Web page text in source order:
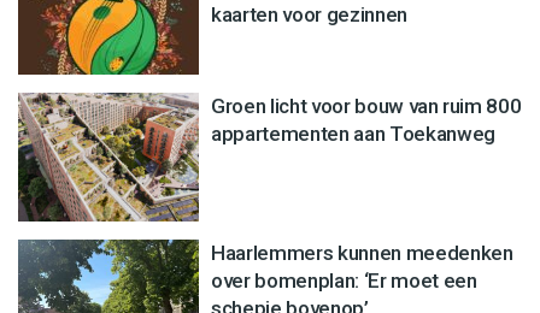
kaarten voor gezinnen
Groen licht voor bouw van ruim 800
appartementen aan Toekanweg
Haarlemmers kunnen meedenken
over bomenplan: ‘Er moet een